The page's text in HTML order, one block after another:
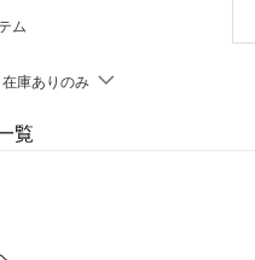
ム
在庫ありのみ
覧